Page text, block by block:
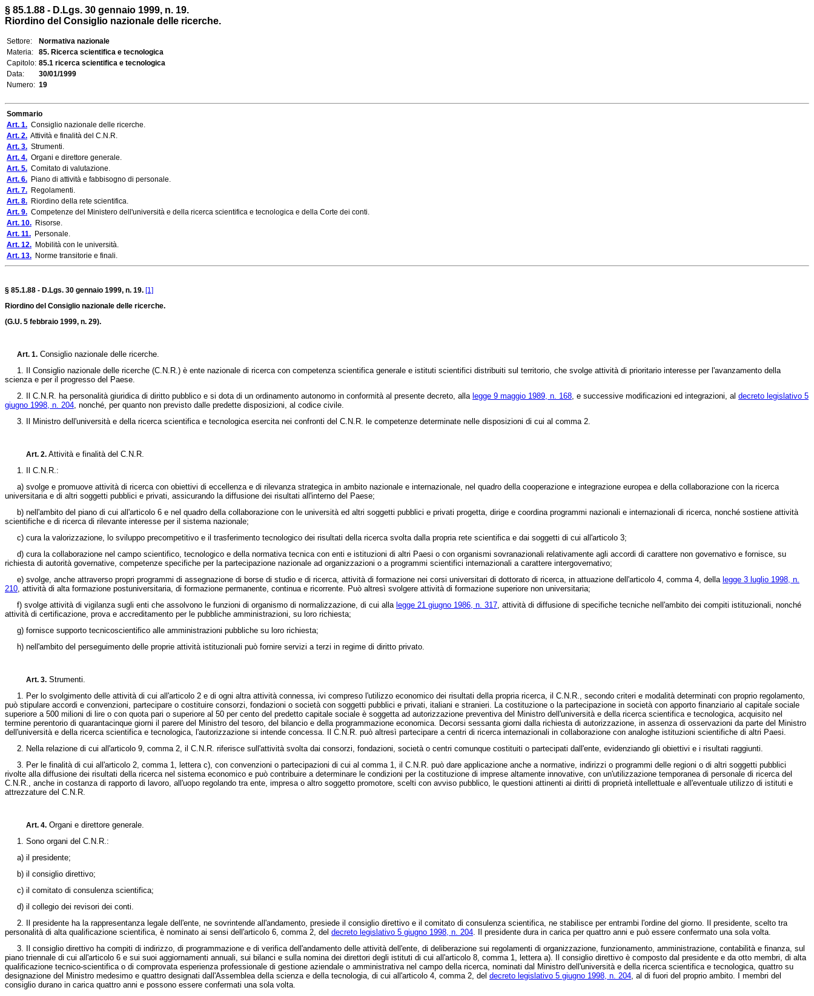
§ 85.1.88 - D.Lgs. 30 gennaio 1999, n. 19.
Riordino del Consiglio nazionale delle ricerche.
Settore:
Normativa nazionale
Materia:
85. Ricerca scientifica e tecnologica
Capitolo: 85.1 ricerca scientifica e tecnologica
Data:
30/01/1999
Numero: 19
Sommario
Art. 1. Consiglio nazionale delle ricerche.
Art. 2. Attività e finalità del C.N.R.
Art. 3. Strumenti.
Art. 4. Organi e direttore generale.
Art. 5. Comitato di valutazione.
Art. 6. Piano di attività e fabbisogno di personale.
Art. 7. Regolamenti.
Art. 8. Riordino della rete scientifica.
Art. 9. Competenze del Ministero dell'università e della ricerca scientifica e tecnologica e della Corte dei conti.
Art. 10. Risorse.
Art. 11. Personale.
Art. 12. Mobilità con le università.
Art. 13. Norme transitorie e finali.
§ 85.1.88 - D.Lgs. 30 gennaio 1999, n. 19. [1]
Riordino del Consiglio nazionale delle ricerche.
(G.U. 5 febbraio 1999, n. 29).
Art. 1. Consiglio nazionale delle ricerche.
1. Il Consiglio nazionale delle ricerche (C.N.R.) è ente nazionale di ricerca con competenza scientifica generale e istituti scientifici distribuiti sul territorio, che svolge attività di prioritario interesse per l'avanzamento della
scienza e per il progresso del Paese.
2. Il C.N.R. ha personalità giuridica di diritto pubblico e si dota di un ordinamento autonomo in conformità al presente decreto, alla legge 9 maggio 1989, n. 168, e successive modificazioni ed integrazioni, al decreto legislativo 5
giugno 1998, n. 204, nonché, per quanto non previsto dalle predette disposizioni, al codice civile.
3. Il Ministro dell'università e della ricerca scientifica e tecnologica esercita nei confronti del C.N.R. le competenze determinate nelle disposizioni di cui al comma 2.
Art. 2. Attività e finalità del C.N.R.
1. Il C.N.R.:
a) svolge e promuove attività di ricerca con obiettivi di eccellenza e di rilevanza strategica in ambito nazionale e internazionale, nel quadro della cooperazione e integrazione europea e della collaborazione con la ricerca
universitaria e di altri soggetti pubblici e privati, assicurando la diffusione dei risultati all'interno del Paese;
b) nell'ambito del piano di cui all'articolo 6 e nel quadro della collaborazione con le università ed altri soggetti pubblici e privati progetta, dirige e coordina programmi nazionali e internazionali di ricerca, nonché sostiene attività
scientifiche e di ricerca di rilevante interesse per il sistema nazionale;
c) cura la valorizzazione, lo sviluppo precompetitivo e il trasferimento tecnologico dei risultati della ricerca svolta dalla propria rete scientifica e dai soggetti di cui all'articolo 3;
d) cura la collaborazione nel campo scientifico, tecnologico e della normativa tecnica con enti e istituzioni di altri Paesi o con organismi sovranazionali relativamente agli accordi di carattere non governativo e fornisce, su
richiesta di autorità governative, competenze specifiche per la partecipazione nazionale ad organizzazioni o a programmi scientifici internazionali a carattere intergovernativo;
e) svolge, anche attraverso propri programmi di assegnazione di borse di studio e di ricerca, attività di formazione nei corsi universitari di dottorato di ricerca, in attuazione dell'articolo 4, comma 4, della legge 3 luglio 1998, n.
210, attività di alta formazione postuniversitaria, di formazione permanente, continua e ricorrente. Può altresì svolgere attività di formazione superiore non universitaria;
f) svolge attività di vigilanza sugli enti che assolvono le funzioni di organismo di normalizzazione, di cui alla legge 21 giugno 1986, n. 317, attività di diffusione di specifiche tecniche nell'ambito dei compiti istituzionali, nonché
attività di certificazione, prova e accreditamento per le pubbliche amministrazioni, su loro richiesta;
g) fornisce supporto tecnicoscientifico alle amministrazioni pubbliche su loro richiesta;
h) nell'ambito del perseguimento delle proprie attività istituzionali può fornire servizi a terzi in regime di diritto privato.
Art. 3. Strumenti.
1. Per lo svolgimento delle attività di cui all'articolo 2 e di ogni altra attività connessa, ivi compreso l'utilizzo economico dei risultati della propria ricerca, il C.N.R., secondo criteri e modalità determinati con proprio regolamento,
può stipulare accordi e convenzioni, partecipare o costituire consorzi, fondazioni o società con soggetti pubblici e privati, italiani e stranieri. La costituzione o la partecipazione in società con apporto finanziario al capitale sociale
superiore a 500 milioni di lire o con quota pari o superiore al 50 per cento del predetto capitale sociale è soggetta ad autorizzazione preventiva del Ministro dell'università e della ricerca scientifica e tecnologica, acquisito nel
termine perentorio di quarantacinque giorni il parere del Ministro del tesoro, del bilancio e della programmazione economica. Decorsi sessanta giorni dalla richiesta di autorizzazione, in assenza di osservazioni da parte del Ministro
dell'università e della ricerca scientifica e tecnologica, l'autorizzazione si intende concessa. Il C.N.R. può altresì partecipare a centri di ricerca internazionali in collaborazione con analoghe istituzioni scientifiche di altri Paesi.
2. Nella relazione di cui all'articolo 9, comma 2, il C.N.R. riferisce sull'attività svolta dai consorzi, fondazioni, società o centri comunque costituiti o partecipati dall'ente, evidenziando gli obiettivi e i risultati raggiunti.
3. Per le finalità di cui all'articolo 2, comma 1, lettera c), con convenzioni o partecipazioni di cui al comma 1, il C.N.R. può dare applicazione anche a normative, indirizzi o programmi delle regioni o di altri soggetti pubblici
rivolte alla diffusione dei risultati della ricerca nel sistema economico e può contribuire a determinare le condizioni per la costituzione di imprese altamente innovative, con un'utilizzazione temporanea di personale di ricerca del
C.N.R., anche in costanza di rapporto di lavoro, all'uopo regolando tra ente, impresa o altro soggetto promotore, scelti con avviso pubblico, le questioni attinenti ai diritti di proprietà intellettuale e all'eventuale utilizzo di istituti e
attrezzature del C.N.R.
Art. 4. Organi e direttore generale.
1. Sono organi del C.N.R.:
a) il presidente;
b) il consiglio direttivo;
c) il comitato di consulenza scientifica;
d) il collegio dei revisori dei conti.
2. Il presidente ha la rappresentanza legale dell'ente, ne sovrintende all'andamento, presiede il consiglio direttivo e il comitato di consulenza scientifica, ne stabilisce per entrambi l'ordine del giorno. Il presidente, scelto tra
personalità di alta qualificazione scientifica, è nominato ai sensi dell'articolo 6, comma 2, del decreto legislativo 5 giugno 1998, n. 204. Il presidente dura in carica per quattro anni e può essere confermato una sola volta.
3. Il consiglio direttivo ha compiti di indirizzo, di programmazione e di verifica dell'andamento delle attività dell'ente, di deliberazione sui regolamenti di organizzazione, funzionamento, amministrazione, contabilità e finanza, sul
piano triennale di cui all'articolo 6 e sui suoi aggiornamenti annuali, sui bilanci e sulla nomina dei direttori degli istituti di cui all'articolo 8, comma 1, lettera a). Il consiglio direttivo è composto dal presidente e da otto membri, di alta
qualificazione tecnico-scientifica o di comprovata esperienza professionale di gestione aziendale o amministrativa nel campo della ricerca, nominati dal Ministro dell'università e della ricerca scientifica e tecnologica, quattro su
designazione del Ministro medesimo e quattro designati dall'Assemblea della scienza e della tecnologia, di cui all'articolo 4, comma 2, del decreto legislativo 5 giugno 1998, n. 204, al di fuori del proprio ambito. I membri del
consiglio durano in carica quattro anni e possono essere confermati una sola volta.